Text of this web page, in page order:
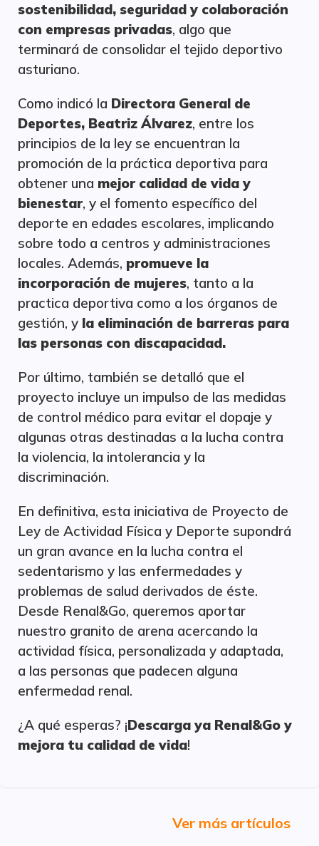
sostenibilidad, seguridad y colaboración
con empresas privadas, algo que
terminará de consolidar el tejido deportivo
asturiano.
Como indicó la Directora General de
Deportes, Beatriz Álvarez, entre los
principios de la ley se encuentran la
promoción de la práctica deportiva para
obtener una mejor calidad de vida y
bienestar, y el fomento específico del
deporte en edades escolares, implicando
sobre todo a centros y administraciones
locales. Además, promueve la
incorporación de mujeres, tanto a la
practica deportiva como a los órganos de
gestión, y la eliminación de barreras para
las personas con discapacidad.
Por último, también se detalló que el
proyecto incluye un impulso de las medidas
de control médico para evitar el dopaje y
algunas otras destinadas a la lucha contra
la violencia, la intolerancia y la
discriminación.
En definitiva, esta iniciativa de Proyecto de
Ley de Actividad Física y Deporte supondrá
un gran avance en la lucha contra el
sedentarismo y las enfermedades y
problemas de salud derivados de éste.
Desde Renal&Go, queremos aportar
nuestro granito de arena acercando la
actividad física, personalizada y adaptada,
a las personas que padecen alguna
enfermedad renal.
¿A qué esperas? ¡Descarga ya Renal&Go y
mejora tu calidad de vida!
Ver más artículos